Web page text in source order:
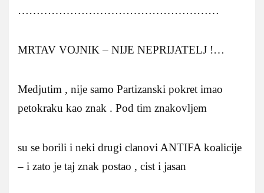
………………………………………………
MRTAV VOJNIK – NIJE NEPRIJATELJ !…
Medjutim , nije samo Partizanski pokret imao
petokraku kao znak . Pod tim znakovljem
su se borili i neki drugi clanovi ANTIFA koalicije
– i zato je taj znak postao , cist i jasan